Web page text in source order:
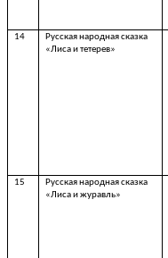
14
Русская народная сказка
«Лиса и тетерев»
15
Русская народная сказка
«Лиса и журавль»